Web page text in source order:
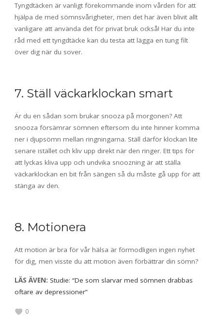
Tyngdtäcken är vanligt förekommande inom vården för att
hjälpa de med sömnsvårigheter, men det har även blivit allt
vanligare att använda det för privat bruk också! Har du inte
råd med ett tyngdtäcke kan du testa att lägga en tung filt
över dig när du sover.
7. Ställ väckarklockan smart
Är du en sådan som brukar snooza på morgonen? Att
snooza försämrar sömnen eftersom du inte hinner komma
ner i djupsömn mellan ringningarna. Ställ därför klockan lite
senare istället och kliv upp direkt när den ringer. Ett tips för
att lyckas kliva upp och undvika snoozning är att ställa
väckarklockan en bit från sängen så du måste gå upp för att
stänga av den.
8. Motionera
Att motion är bra för vår hälsa är förmodligen ingen nyhet
för dig, men visste du att motion även förbättrar din sömn?
LÄS ÄVEN: Studie: “De som slarvar med sömnen drabbas
oftare av depressioner”
0